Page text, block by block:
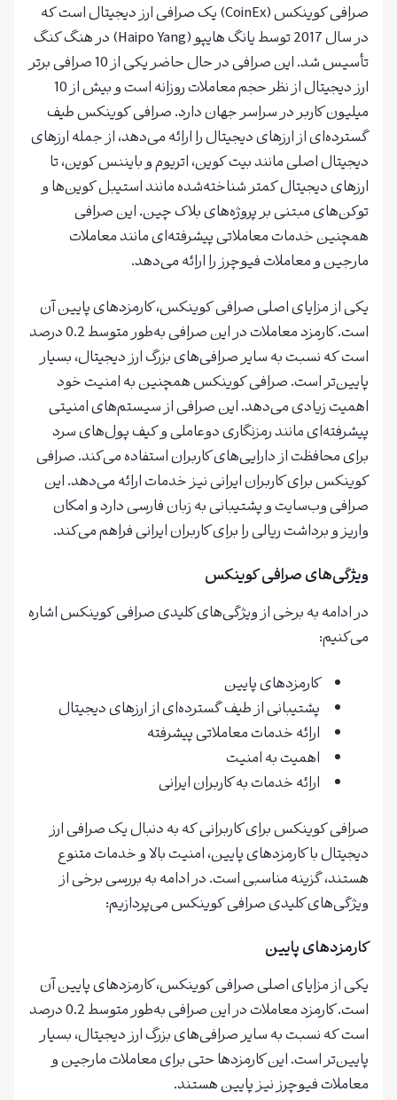
صرافی کوینکس (CoinEx) یک صرافی ارز دیجیتال است که
در سال 2017 توسط یانگ هایپو (Haipo Yang) در هنگ کنگ
تأسیس شد. این صرافی در حال حاضر یکی از 10 صرافی برتر
ارز دیجیتال از نظر حجم معاملات روزانه است و بیش از 10
میلیون کاربر در سراسر جهان دارد. صرافی کوینکس طیف
گسترده‌ای از ارزهای دیجیتال را ارائه می‌دهد، از جمله ارزهای
دیجیتال اصلی مانند بیت کوین، اتریوم و بایننس کوین، تا
ارزهای دیجیتال کمتر شناخته‌شده مانند استیبل کوین‌ها و
توکن‌های مبتنی بر پروژه‌های بلاک چین. این صرافی
همچنین خدمات معاملاتی پیشرفته‌ای مانند معاملات
مارجین و معاملات فیوچرز را ارائه می‌دهد.
یکی از مزایای اصلی صرافی کوینکس، کارمزدهای پایین آن
است. کارمزد معاملات در این صرافی به‌طور متوسط 0.2 درصد
است که نسبت به سایر صرافی‌های بزرگ ارز دیجیتال، بسیار
پایین‌تر است. صرافی کوینکس همچنین به امنیت خود
اهمیت زیادی می‌دهد. این صرافی از سیستم‌های امنیتی
پیشرفته‌ای مانند رمزنگاری دوعاملی و کیف پول‌های سرد
برای محافظت از دارایی‌های کاربران استفاده می‌کند. صرافی
کوینکس برای کاربران ایرانی نیز خدمات ارائه می‌دهد. این
صرافی وب‌سایت و پشتیبانی به زبان فارسی دارد و امکان
واریز و برداشت ریالی را برای کاربران ایرانی فراهم می‌کند.
ویژگی‌های صرافی کوینکس
در ادامه به برخی از ویژگی‌های کلیدی صرافی کوینکس اشاره
می‌کنیم:
کارمزدهای پایین
پشتیبانی از طیف گسترده‌ای از ارزهای دیجیتال
ارائه خدمات معاملاتی پیشرفته
اهمیت به امنیت
ارائه خدمات به کاربران ایرانی
صرافی کوینکس برای کاربرانی که به دنبال یک صرافی ارز
دیجیتال با کارمزدهای پایین، امنیت بالا و خدمات متنوع
هستند، گزینه مناسبی است. در ادامه به بررسی برخی از
ویژگی‌های کلیدی صرافی کوینکس می‌پردازیم:
کارمزدهای پایین
یکی از مزایای اصلی صرافی کوینکس، کارمزدهای پایین آن
است. کارمزد معاملات در این صرافی به‌طور متوسط 0.2 درصد
است که نسبت به سایر صرافی‌های بزرگ ارز دیجیتال، بسیار
پایین‌تر است. این کارمزدها حتی برای معاملات مارجین و
معاملات فیوچرز نیز پایین هستند.